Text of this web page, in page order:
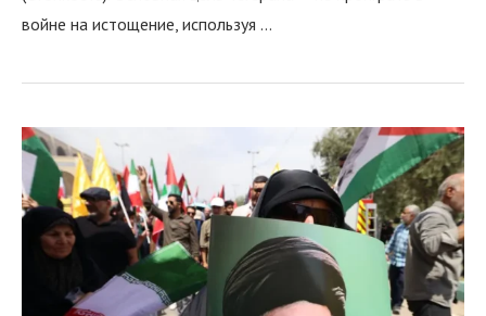
войне на истощение, используя …